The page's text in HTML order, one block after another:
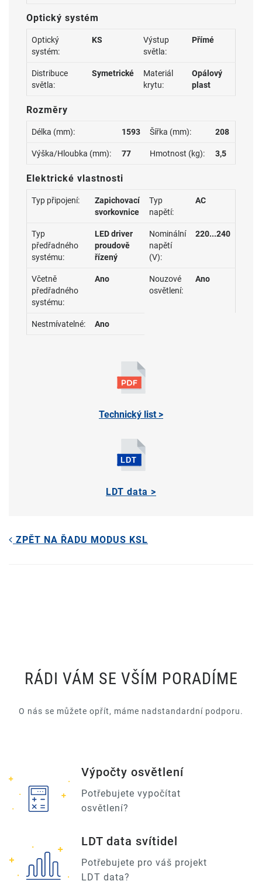
Optický systém
Optický
systém:
KS
Výstup
světla:
Přímé
Distribuce
světla:
Symetrické
Materiál
krytu:
Opálový
plast
Rozměry
Délka (mm): 1593 Šířka (mm): 208
Výška/Hloubka (mm): 77 Hmotnost (kg): 3,5
Elektrické vlastnosti
Typ připojení:
Zapichovací
svorkovnice
Typ
napětí:
AC
Typ
předřadného
systému:
LED driver
proudově
řízený
Nominální
napětí
(V):
220...240
Včetně
předřadného
systému:
Ano
Nouzové
osvětlení:
Ano
Nestmívatelné: Ano
Technický list >
LDT data >
ZPĚT NA ŘADU MODUS KSL
RÁDI VÁM SE VŠÍM PORADÍME
O nás se můžete opřít, máme nadstandardní podporu.
Výpočty osvětlení
Potřebujete vypočítat
osvětlení?
LDT data svítidel
Potřebujete pro váš projekt
LDT data?